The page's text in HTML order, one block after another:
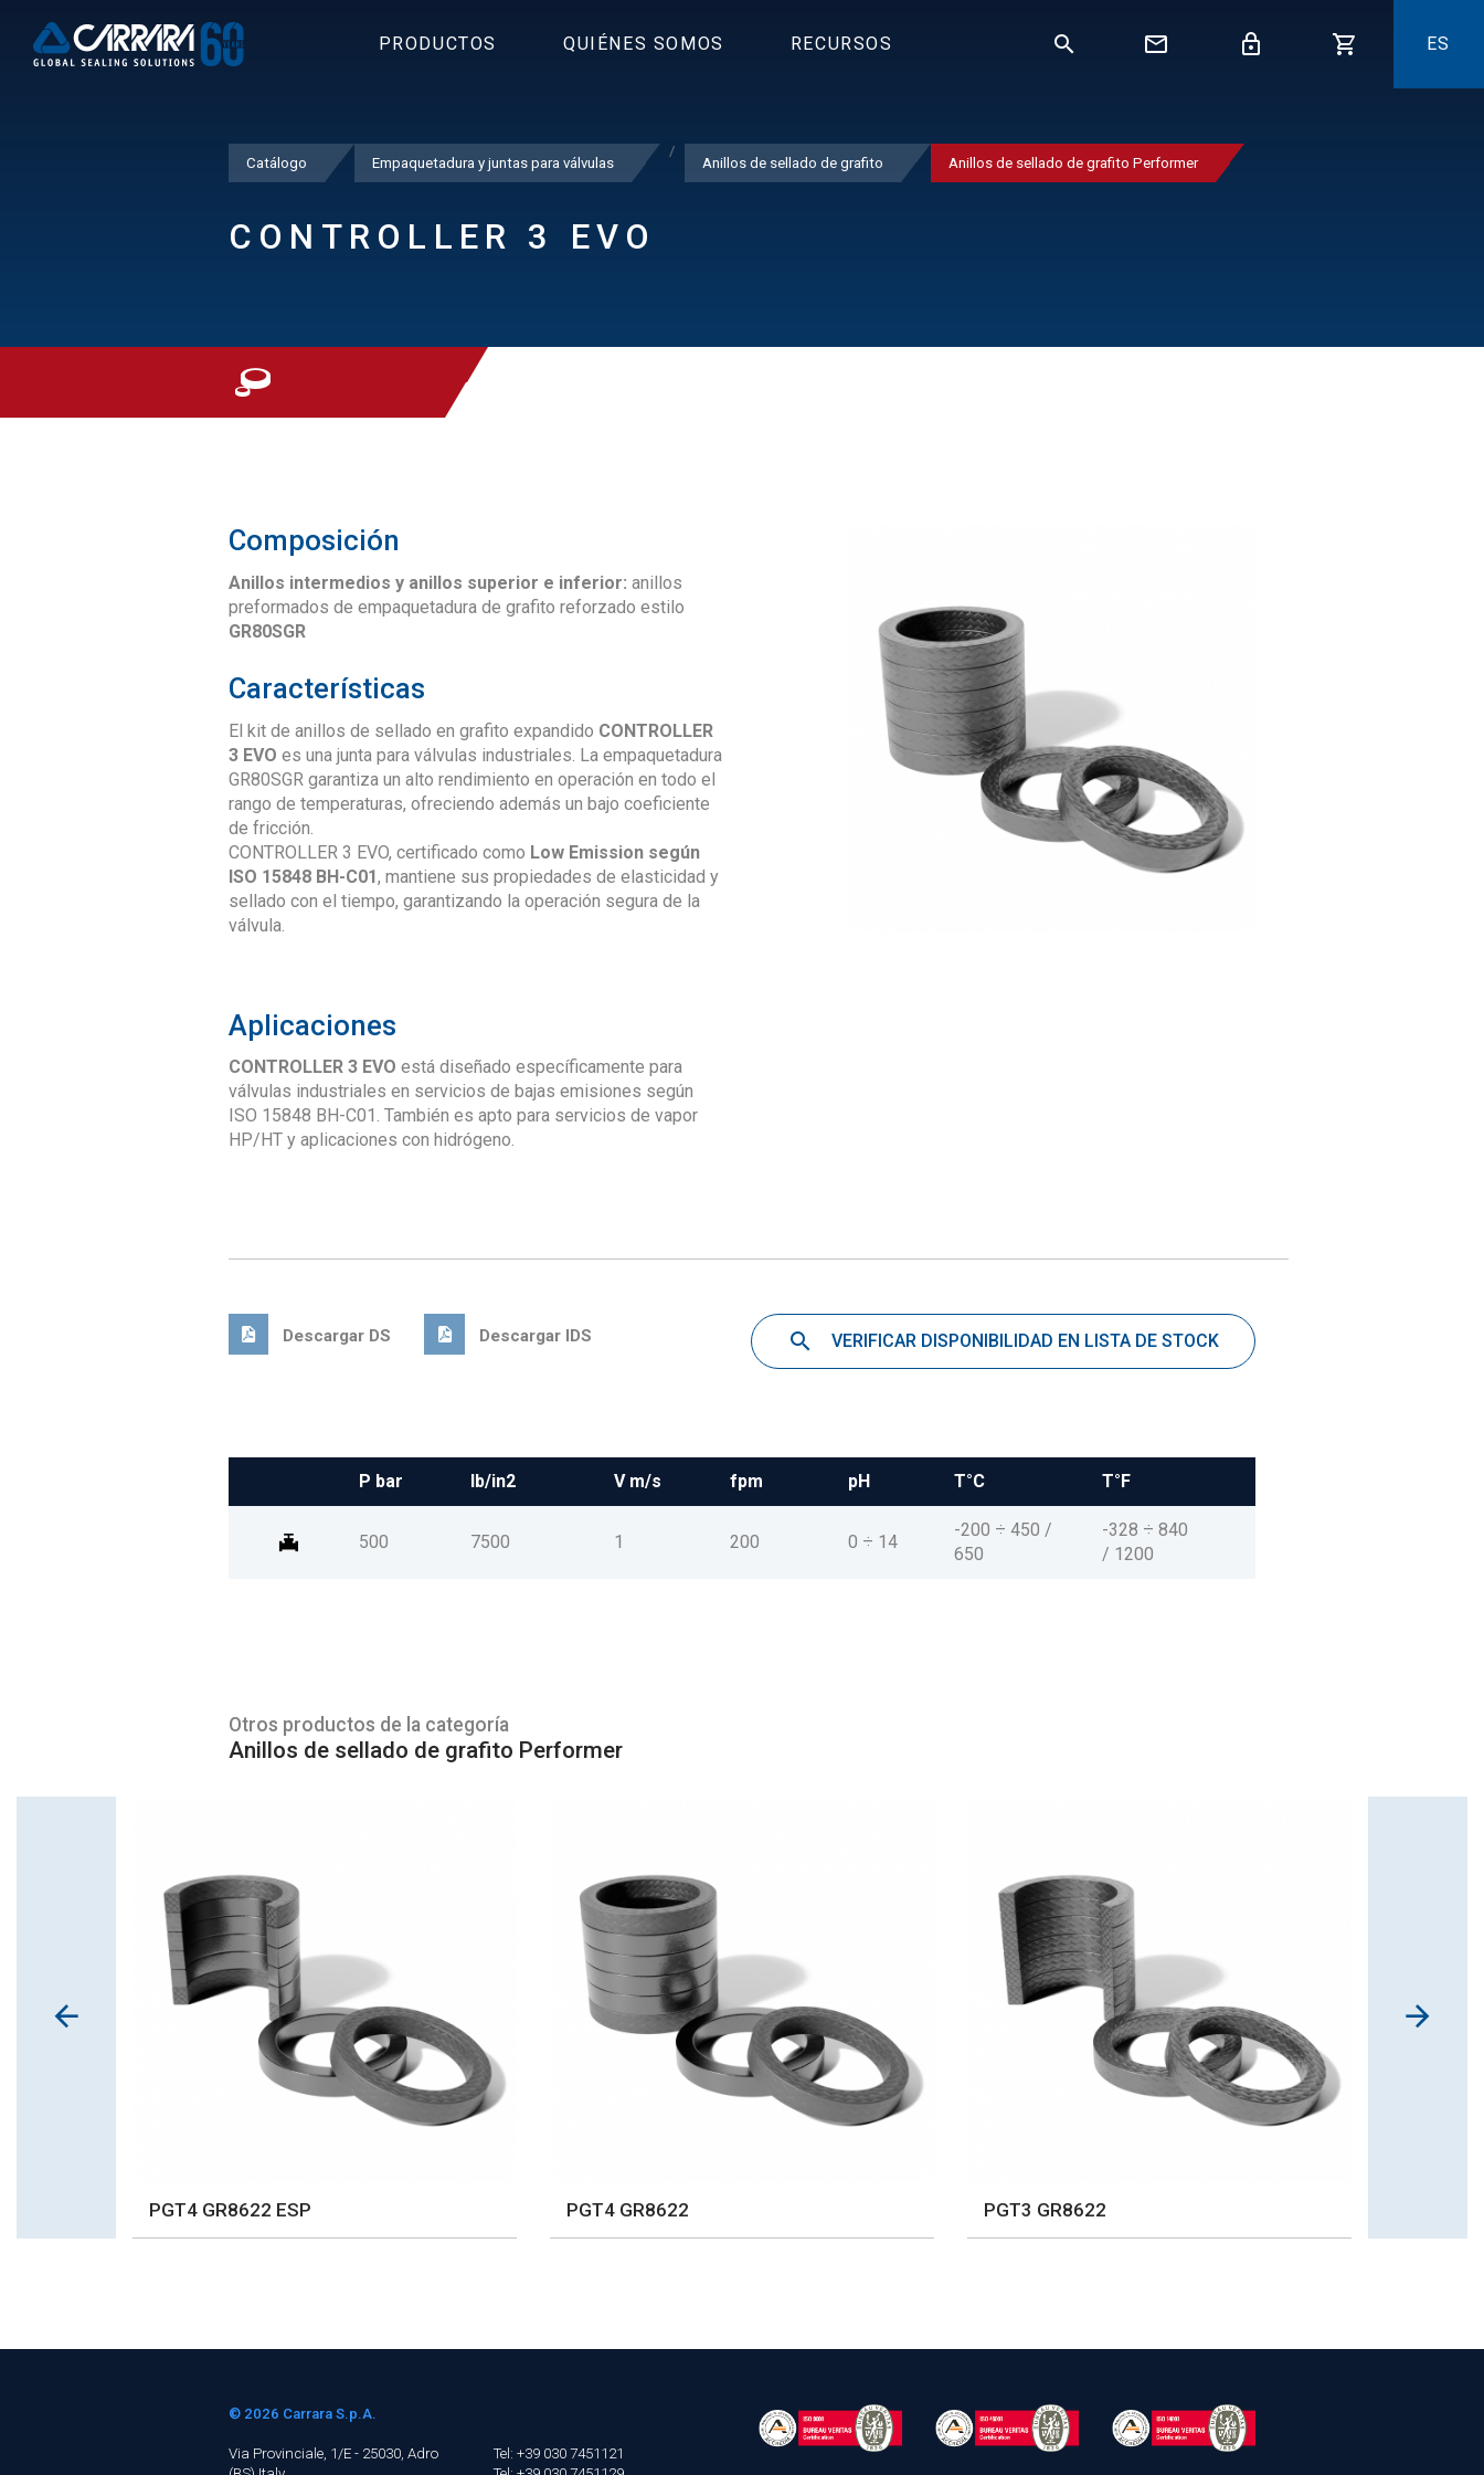
PRODUCTOS QUIÉNES SOMOS RECURSOS ES
Catálogo Empaquetadura y juntas para válvulas Anillos de sellado de grafito Anillos de sellado de grafito Performer
CONTROLLER 3 EVO
Composición
Anillos intermedios y anillos superior e inferior: anillos
preformados de empaquetadura de grafito reforzado estilo
GR80SGR
Características
El kit de anillos de sellado en grafito expandido CONTROLLER
3 EVO es una junta para válvulas industriales. La empaquetadura
GR80SGR garantiza un alto rendimiento en operación en todo el
rango de temperaturas, ofreciendo además un bajo coeficiente
de fricción.
CONTROLLER 3 EVO, certificado como Low Emission según
ISO 15848 BH-C01, mantiene sus propiedades de elasticidad y
sellado con el tiempo, garantizando la operación segura de la
válvula.
Aplicaciones
CONTROLLER 3 EVO está diseñado específicamente para
válvulas industriales en servicios de bajas emisiones según
ISO 15848 BH-C01. También es apto para servicios de vapor
HP/HT y aplicaciones con hidrógeno.
Descargar DS Descargar IDS VERIFICAR DISPONIBILIDAD EN LISTA DE STOCK
P bar lb/in2 V m/s fpm pH T°C T°F
500 7500 1 200 0 ÷ 14
-200 ÷ 450 /
650
-328 ÷ 840
/ 1200
Otros productos de la categoría
Anillos de sellado de grafito Performer
PGT4 GR8622 ESP PGT4 GR8622 PGT3 GR8622
© 2026 Carrara S.p.A.
Via Provinciale, 1/E - 25030, Adro
Tel: +39 030 7451121